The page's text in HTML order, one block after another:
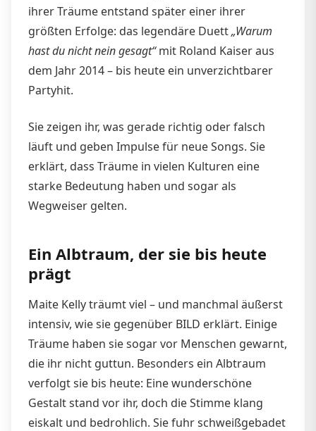
ihrer Träume entstand später einer ihrer
größten Erfolge: das legendäre Duett„Warum
hast du nicht nein gesagt“mit Roland Kaiser aus
dem Jahr 2014 – bis heute ein unverzichtbarer
Partyhit.
Sie zeigen ihr, was gerade richtig oder falsch
läuft und geben Impulse für neue Songs. Sie
erklärt, dass Träume in vielen Kulturen eine
starke Bedeutung haben und sogar als
Wegweiser gelten.
Ein Albtraum, der sie bis heute
prägt
Maite Kelly träumt viel – und manchmal äußerst
intensiv, wie sie gegenüber BILD erklärt. Einige
Träume haben sie sogar vor Menschen gewarnt,
die ihr nicht guttun. Besonders ein Albtraum
verfolgt sie bis heute: Eine wunderschöne
Gestalt stand vor ihr, doch die Stimme klang
eiskalt und bedrohlich. Sie fuhr schweißgebadet